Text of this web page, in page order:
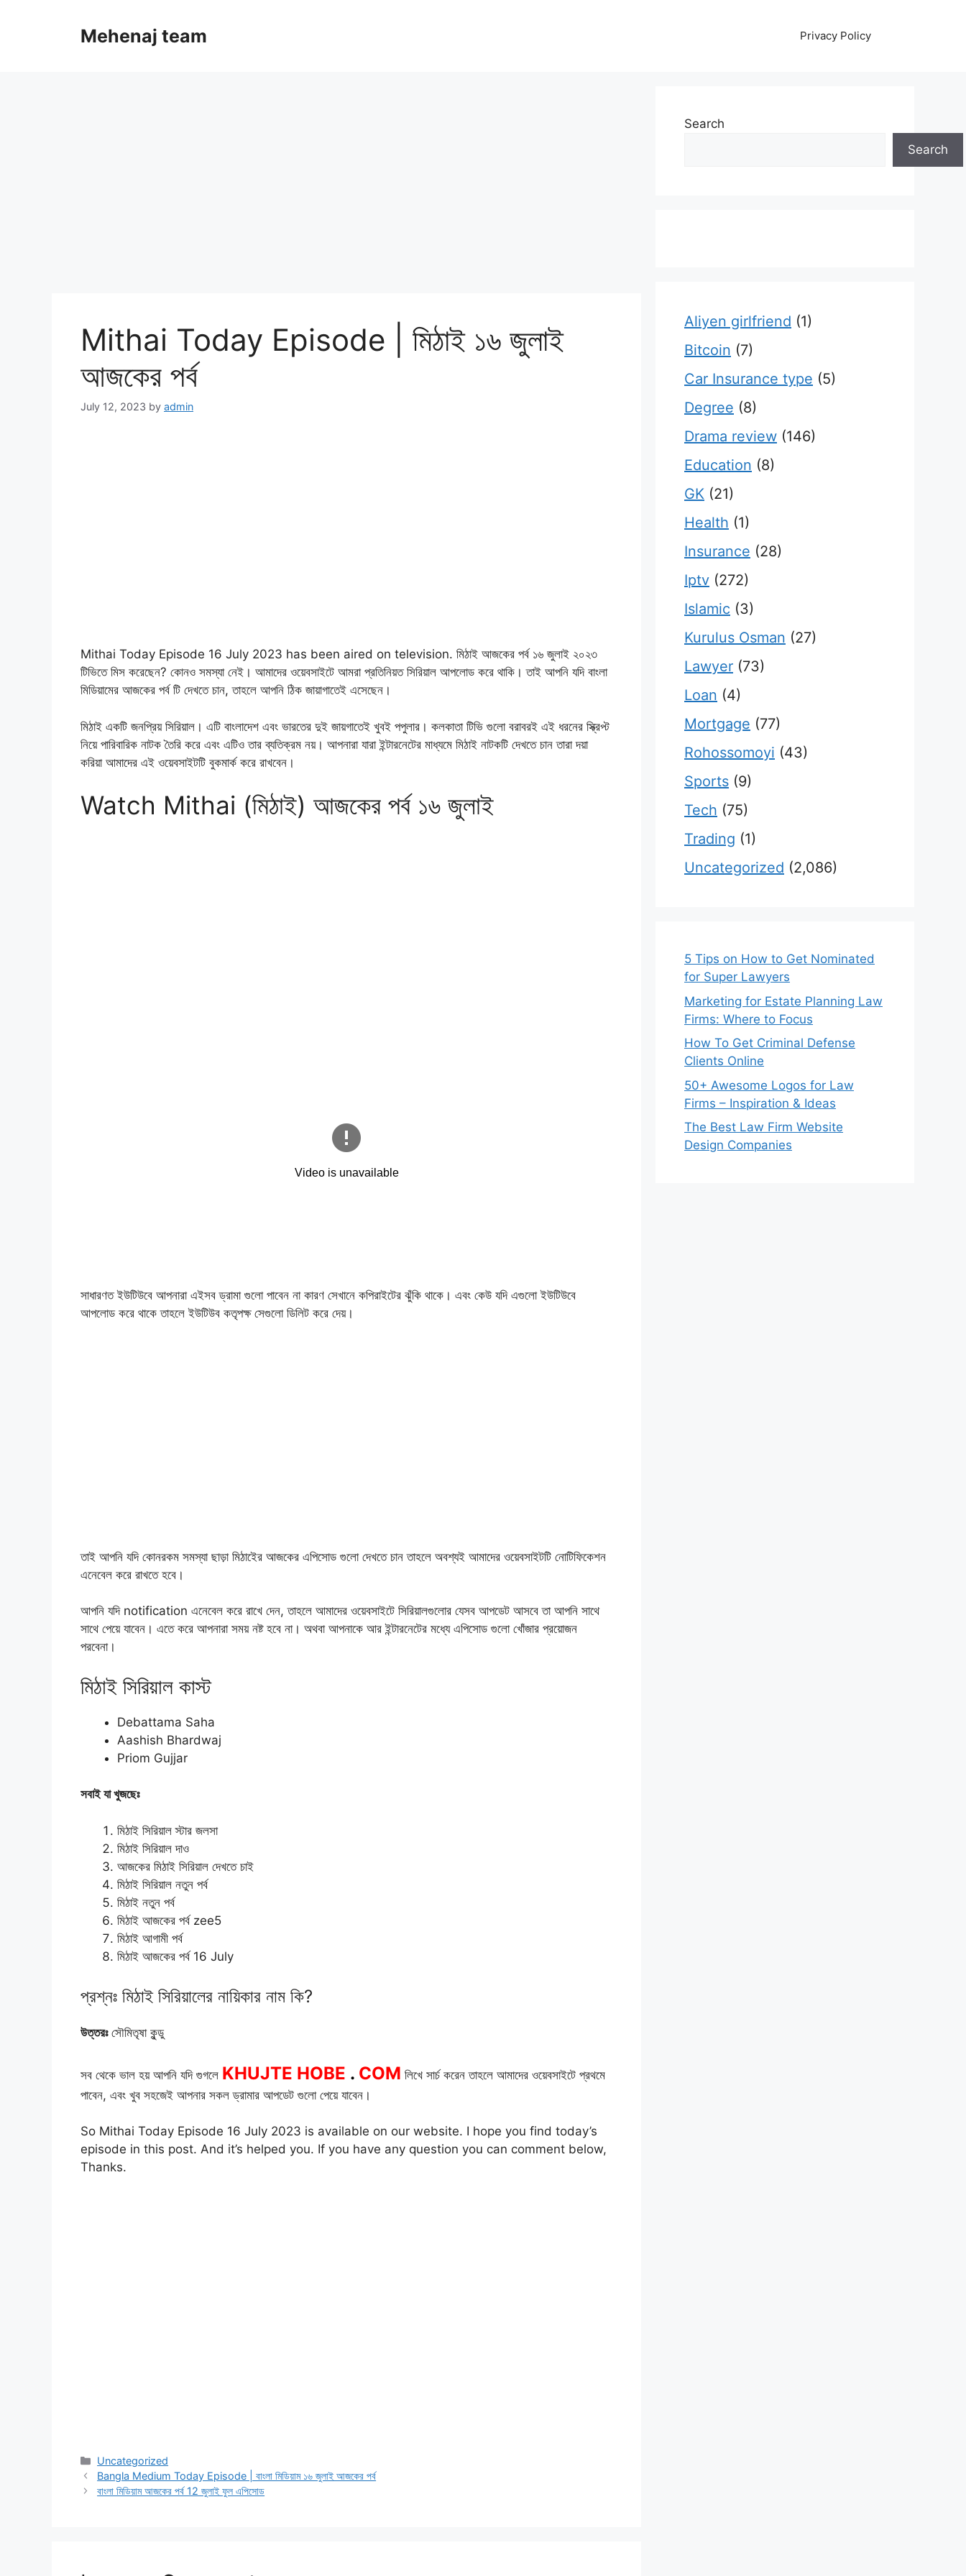
Mehenaj team Privacy Policy
Mithai Today Episode | মিঠাই ১৬ জুলাই
আজকের পর্ব
July 12, 2023 by admin
Mithai Today Episode 16 July 2023 has been aired on television. মিঠাই আজকের পর্ব ১৬ জুলাই ২০২৩
টিভিতে মিস করেছেন? কোনও সমস্যা নেই। আমাদের ওয়েবসাইটে আমরা প্রতিনিয়ত সিরিয়াল আপলোড করে থাকি। তাই আপনি যদি বাংলা
মিডিয়ামের আজকের পর্ব টি দেখতে চান, তাহলে আপনি ঠিক জায়াগাতেই এসেছেন।
মিঠাই একটি জনপ্রিয় সিরিয়াল। এটি বাংলাদেশ এবং ভারতের দুই জায়গাতেই খুবই পপুলার। কলকাতা টিভি গুলো বরাবরই এই ধরনের স্ক্রিপ্ট
নিয়ে পারিবারিক নাটক তৈরি করে এবং এটিও তার ব্যতিক্রম নয়। আপনারা যারা ইন্টারনেটের মাধ্যমে মিঠাই নাটকটি দেখতে চান তারা দয়া
করিয়া আমাদের এই ওয়েবসাইটটি বুকমার্ক করে রাখবেন।
Watch Mithai (মিঠাই) আজকের পর্ব ১৬ জুলাই
সাধারণত ইউটিউবে আপনারা এইসব ড্রামা গুলো পাবেন না কারণ সেখানে কপিরাইটের ঝুঁকি থাকে। এবং কেউ যদি এগুলো ইউটিউবে
আপলোড করে থাকে তাহলে ইউটিউব কতৃপক্ষ সেগুলো ডিলিট করে দেয়।
তাই আপনি যদি কোনরকম সমস্যা ছাড়া মিঠাইের আজকের এপিসোড গুলো দেখতে চান তাহলে অবশ্যই আমাদের ওয়েবসাইটটি নোটিফিকেশন
এনেবেল করে রাখতে হবে।
আপনি যদি notification এনেবেল করে রাখে দেন, তাহলে আমাদের ওয়েবসাইটে সিরিয়ালগুলোর যেসব আপডেট আসবে তা আপনি সাথে
সাথে পেয়ে যাবেন। এতে করে আপনারা সময় নষ্ট হবে না। অথবা আপনাকে আর ইন্টারনেটের মধ্যে এপিসোড গুলো খোঁজার প্রয়োজন
পরবেনা।
মিঠাই সিরিয়াল কাস্ট
Debattama Saha
Aashish Bhardwaj
Priom Gujjar
সবাই যা খুজছেঃ
মিঠাই সিরিয়াল স্টার জলসা
মিঠাই সিরিয়াল দাও
আজকের মিঠাই সিরিয়াল দেখতে চাই
মিঠাই সিরিয়াল নতুন পর্ব
মিঠাই নতুন পর্ব
মিঠাই আজকের পর্ব zee5
মিঠাই আগামী পর্ব
মিঠাই আজকের পর্ব 16 July
প্রশ্নঃ মিঠাই সিরিয়ালের নায়িকার নাম কি?
উত্তরঃসৌমিতৃষা কুন্ডু
সব থেকে ভাল হয় আপনি যদি গুগলে KHUJTE HOBE . COM লিখে সার্চ করেন তাহলে আমাদের ওয়েবসাইটে প্রথমে
পাবেন, এবং খুব সহজেই আপনার সকল ড্রামার আপডেট গুলো পেয়ে যাবেন।
So Mithai Today Episode 16 July 2023 is available on our website. I hope you find today’s
episode in this post. And it’s helped you. If you have any question you can comment below,
Thanks.
Categories
Uncategorized
Bangla Medium Today Episode | বাংলা মিডিয়াম ১৬ জুলাই আজকের পর্ব
বাংলা মিডিয়াম আজকের পর্ব 12 জুলাই ফুল এপিসোড
Search
Search
Aliyen girlfriend (1)
Bitcoin (7)
Car Insurance type (5)
Degree (8)
Drama review (146)
Education (8)
GK (21)
Health (1)
Insurance (28)
Iptv (272)
Islamic (3)
Kurulus Osman (27)
Lawyer (73)
Loan (4)
Mortgage (77)
Rohossomoyi (43)
Sports (9)
Tech (75)
Trading (1)
Uncategorized (2,086)
5 Tips on How to Get Nominated
for Super Lawyers
Marketing for Estate Planning Law
Firms: Where to Focus
How To Get Criminal Defense
Clients Online
50+ Awesome Logos for Law
Firms – Inspiration & Ideas
The Best Law Firm Website
Design Companies